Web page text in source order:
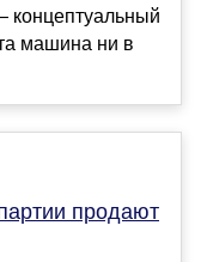
концептуальный
машина ни в
продают